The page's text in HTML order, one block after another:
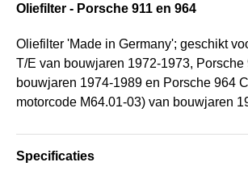
Oliefilter - Porsche 911 en 964
Oliefilter 'Made in Germany'; geschikt
T/E van bouwjaren 1972-1973, Porsche
bouwjaren 1974-1989 en Porsche 964
motorcode M64.01-03) van bouwjaren
Specificaties